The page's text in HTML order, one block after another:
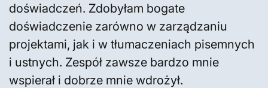
doświadczeń. Zdobyłam bogate
doświadczenie zarówno w zarządzaniu
projektami, jak i w tłumaczeniach pisemnych
i ustnych. Zespół zawsze bardzo mnie
wspierał i dobrze mnie wdrożył.